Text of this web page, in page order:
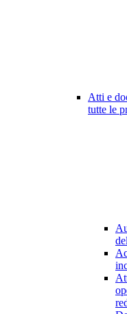
Atti e
tutte le